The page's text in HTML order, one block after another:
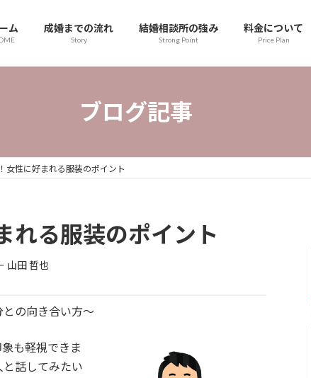
ム 成婚までの流れ
Story
結婚相談所の強み
Strong Point
料金について
Price Plan
ブログ記事
女性に好まれる服装のポイント
れる服装のポイント
山田 哲也
の向き合い方～
も軽視できま
話してみたい